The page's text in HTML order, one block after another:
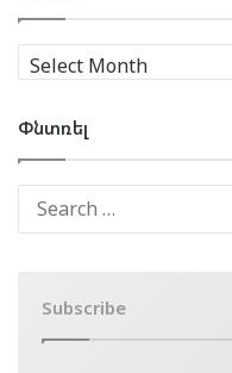
Արխիւ
Փնտռել
Subscribe